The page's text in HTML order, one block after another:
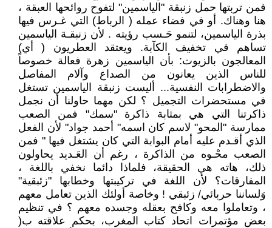
فمن تربتها حمل زنبقة "الياسمين" لتفوح روائحها العبقة ،
هنا وهناك. أو في فضاء عمله ( الرباط) التي غـرس فيها
بذرة الياسمين، لتنمو حَـسب رؤيته . لأن زنبقـة الياسمين
تساهم في تخفيف الكآبة. ويعتقد العطريون ( أي)
المعالجون بالزيوت: بأن الياسمين زهرة فعالة خصوصاً
للناس الذين يعانون من الصداع وآلام المفاصل
والاضطرابات النفسية... أليست زنبقة الياسمين تستغل
في مستحضرات التجميل ؟ لكن مهما حاولنا أن نجمل
ذاكرتنا التي هي بمثابة ذاكرة "سمك" فمن الصعب
ممارسة "المحو" لاسم كان اسمه" أحمد جواد" لأن الفعل
الذي أقـدم عليه أمام البوابة التي كان يشتغل فيها " فمن
الصعب محْـوه من الذاكرة ، رغم أن العَـديد يحاولون
ذلك، هاته هي الحقيقة، فلماذا دائما نخفي باللغة ،
المفارقات؟ لأن اللغة في تركيبتها وخطابها "زئبقية"
وَلساننا حربائي/ زئبقي ! وخاصة أولئك الذين تعامل معهم
، وتعاملوا معه وكافح بعقله وجسده معهم ؟ في تنظيم
بعض مؤتمرات اتحاد كتاب المغرب، بحكم علاقته ب(